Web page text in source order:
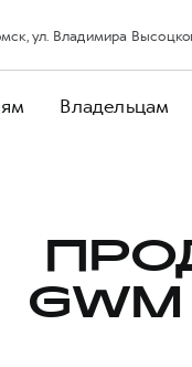
ул. Владимира
Владельцам